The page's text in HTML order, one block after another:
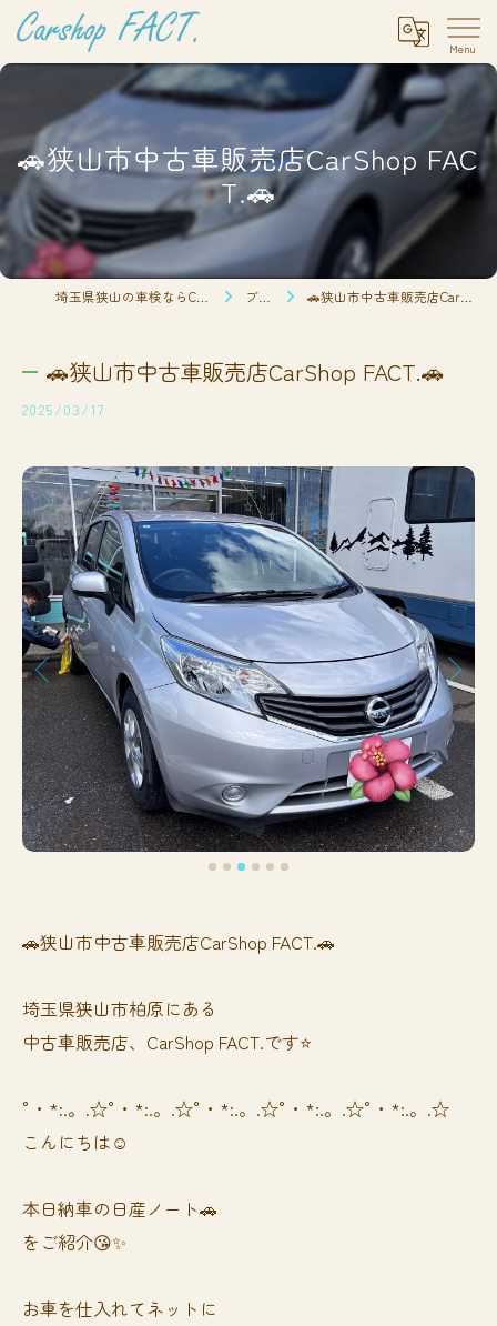
🚗狭山市中古車販売店CarShop FAC
T.🚗
ブログ 🚗狭山市中古車販売店CarShop FACT.🚗
🚗狭山市中古車販売店CarShop FACT.🚗
2025/03/17
🚗狭山市中古車販売店CarShop FACT.🚗
埼玉県狭山市柏原にある
中古車販売店、CarShop FACT.です⭐️
°・*:.。.☆°・*:.。.☆°・*:.。.☆°・*:.。.☆°・*:.。.☆
こんにちは☺️
本日納車の日産ノート🚗
をご紹介😘✨
お車を仕入れてネットに